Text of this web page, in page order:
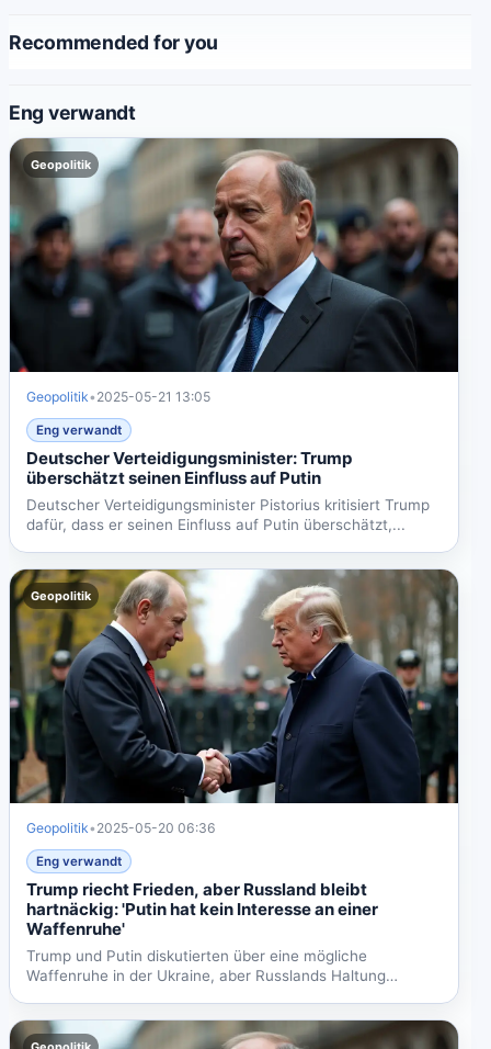
Recommended for you
Eng verwandt
Geopolitik
Geopolitik• 2025-05-21 13:05
Eng verwandt
Deutscher Verteidigungsminister: Trump
überschätzt seinen Einfluss auf Putin
Deutscher Verteidigungsminister Pistorius kritisiert Trump
dafür, dass er seinen Einfluss auf Putin überschätzt,...
Geopolitik
Geopolitik• 2025-05-20 06:36
Eng verwandt
Trump riecht Frieden, aber Russland bleibt
hartnäckig: 'Putin hat kein Interesse an einer
Waffenruhe'
Trump und Putin diskutierten über eine mögliche
Waffenruhe in der Ukraine, aber Russlands Haltung